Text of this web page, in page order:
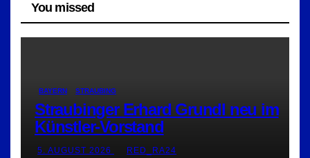
You missed
BAYERN STRAUBING
Straubinger Erhard Grundl neu im
Künstler-Vorstand
5. AUGUST 2026 RED_RA24